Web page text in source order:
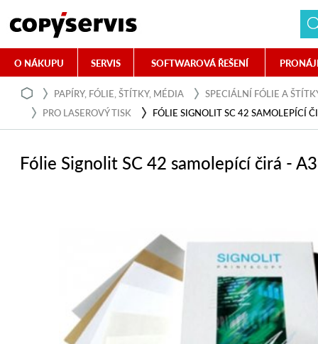
O NÁKUPU SERVIS SOFTWAROVÁ ŘEŠENÍ
PAPÍRY, FÓLIE, ŠTÍTKY, MÉDIA
SPECIÁLNÍ FÓLIE A
PRO LASEROVÝ TISK
FÓLIE SIGNOLIT SC 42 SAMOLEPÍCÍ
Fólie Signolit SC 42 samolepící čirá -